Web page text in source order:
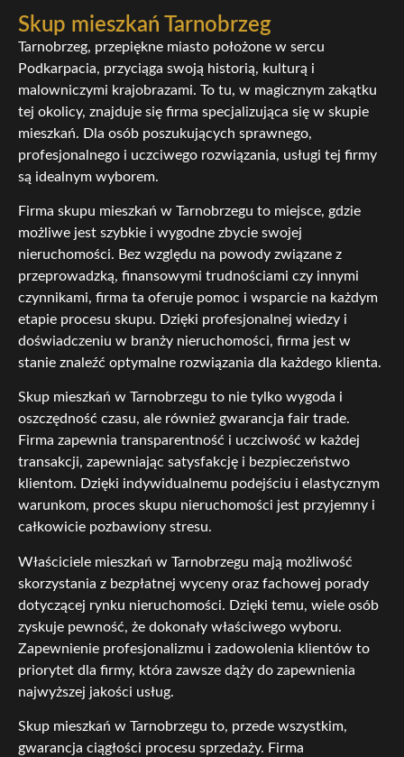
Skup mieszkań Tarnobrzeg
Tarnobrzeg, przepiękne miasto położone w sercu
Podkarpacia, przyciąga swoją historią, kulturą i
malowniczymi krajobrazami. To tu, w magicznym zakątku
tej okolicy, znajduje się firma specjalizująca się w skupie
mieszkań. Dla osób poszukujących sprawnego,
profesjonalnego i uczciwego rozwiązania, usługi tej firmy
są idealnym wyborem.
Firma skupu mieszkań w Tarnobrzegu to miejsce, gdzie
możliwe jest szybkie i wygodne zbycie swojej
nieruchomości. Bez względu na powody związane z
przeprowadzką, finansowymi trudnościami czy innymi
czynnikami, firma ta oferuje pomoc i wsparcie na każdym
etapie procesu skupu. Dzięki profesjonalnej wiedzy i
doświadczeniu w branży nieruchomości, firma jest w
stanie znaleźć optymalne rozwiązania dla każdego klienta.
Skup mieszkań w Tarnobrzegu to nie tylko wygoda i
oszczędność czasu, ale również gwarancja fair trade.
Firma zapewnia transparentność i uczciwość w każdej
transakcji, zapewniając satysfakcję i bezpieczeństwo
klientom. Dzięki indywidualnemu podejściu i elastycznym
warunkom, proces skupu nieruchomości jest przyjemny i
całkowicie pozbawiony stresu.
Właściciele mieszkań w Tarnobrzegu mają możliwość
skorzystania z bezpłatnej wyceny oraz fachowej porady
dotyczącej rynku nieruchomości. Dzięki temu, wiele osób
zyskuje pewność, że dokonały właściwego wyboru.
Zapewnienie profesjonalizmu i zadowolenia klientów to
priorytet dla firmy, która zawsze dąży do zapewnienia
najwyższej jakości usług.
Skup mieszkań w Tarnobrzegu to, przede wszystkim,
gwarancja ciągłości procesu sprzedaży. Firma